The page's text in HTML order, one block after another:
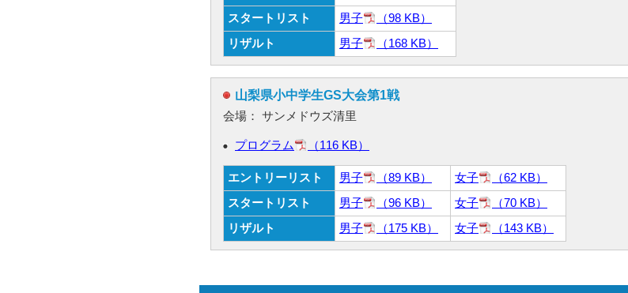
スタートリスト
男子
（98 KB）
リザルト
男子 （168 KB）
山梨県小中学生GS大会第1戦
会場： サンメドウズ清里
プログラム （116 KB）
エントリーリスト 男子 （89 KB） 女子
（62 KB）
スタートリスト
男子 （96 KB） 女子
（70 KB）
リザルト
男子 （175 KB） 女子 （143 KB）